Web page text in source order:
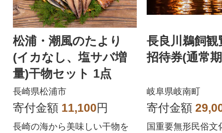
松浦・潮風のたより
(イカなし、塩サバ増
量)干物セット 1点
長崎県松浦市
寄付金額 11,100円
長崎の海から美味しい干物を
長良川鵜飼観
招待券(通常
岐阜県岐南町
寄付金額
国重要無形民俗文